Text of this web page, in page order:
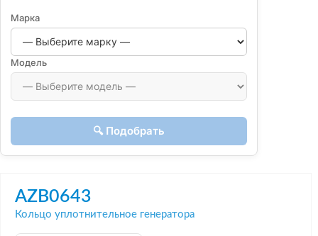
Марка
Модель
🔍 Подобрать
AZB0643
Кольцо уплотнительное генератора